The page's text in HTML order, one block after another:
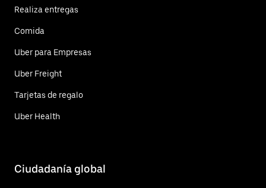
Realiza entregas
Comida
Uber para Empresas
Uber Freight
Tarjetas de regalo
Uber Health
Ciudadanía global